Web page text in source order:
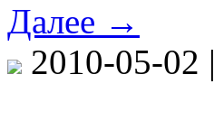
Далее →
2010-05-02 |